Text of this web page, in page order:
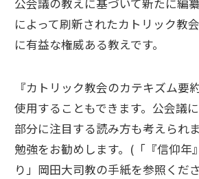
によって刷新されたカトリック教
に有益な権威ある教えです。
『カトリック教会のカテキズム要
使用することもできます。公会議
部分に注目する読み方も考えられ
勉強をお勧めします。(「『信仰年
り」岡田大司教の手紙を参照くだ